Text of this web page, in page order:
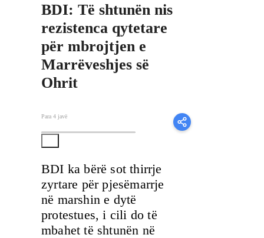
BDI: Të shtunën nis
rezistenca qytetare
për mbrojtjen e
Marrëveshjes së
Ohrit
Para 4 javë
BDI ka bërë sot thirrje
zyrtare për pjesëmarrje
në marshin e dytë
protestues, i cili do të
mbahet të shtunën në